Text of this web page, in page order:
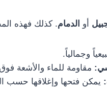
أو الدمام. كذلك فهذه
وجمالياً.
مقاومة للماء والأشعة
يمكن فتحها وإغلاقها حسب